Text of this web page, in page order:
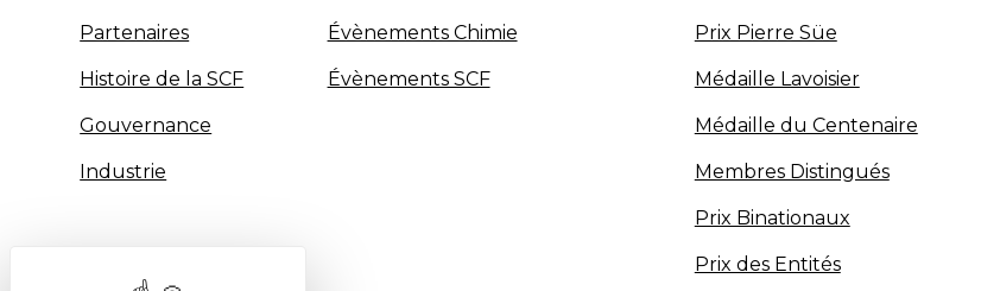
Partenaires
Histoire de la SCF
Gouvernance
Industrie
Évènements Chimie
Évènements SCF
Prix Pierre Süe
Médaille Lavoisier
Médaille du Centenaire
Membres Distingués
Prix Binationaux
Prix des Entités